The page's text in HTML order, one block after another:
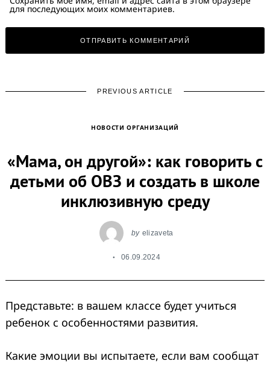
для последующих моих комментариев.
PREVIOUS ARTICLE
НОВОСТИ ОРГАНИЗАЦИЙ
«Мама, он другой»: как говорить с
детьми об ОВЗ и создать в школе
инклюзивную среду
by elizaveta
06.09.2024
Представьте: в вашем классе будет учиться
ребенок с особенностями развития.
Какие эмоции вы испытаете, если вам сообщат